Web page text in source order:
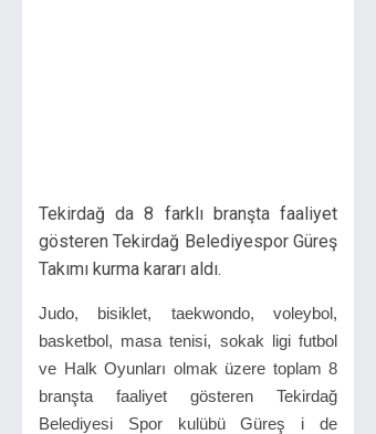
Tekirdağ da 8 farklı branşta faaliyet
gösteren Tekirdağ Belediyespor Güreş
Takımı kurma kararı aldı.
Judo, bisiklet, taekwondo, voleybol,
basketbol, masa tenisi, sokak ligi futbol
ve Halk Oyunları olmak üzere toplam 8
branşta faaliyet gösteren Tekirdağ
Belediyesi Spor kulübü Güreş i de